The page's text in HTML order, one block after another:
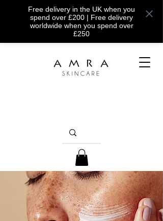
Free delivery in the UK when you
spend over £200 | Free delivery
worldwide when you spend over
£250